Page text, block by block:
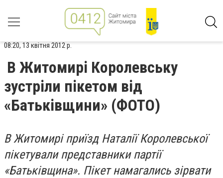
08:20, 13 квітня 2012 р.
В Житомирі Королевську
зустріли пікетом від
«Батьківщини» (ФОТО)
В Житомирі приїзд Наталії Королевської
пікетували представники партії
«Батьківщина». Пікет намагались зірвати